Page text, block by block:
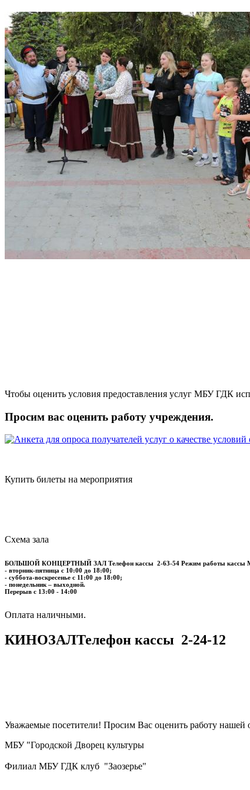
Чтобы оценить условия предоставления услуг МБУ ГДК
Просим вас оценить работу учреждения.
Купить билеты на мероприятия
Схема зала
БОЛЬШОЙ КОНЦЕРТНЫЙ ЗАЛ Телефон кассы 2-63-54 Режим работы
- вторник-пятница с 10:00 до 18:00;
- суббота-воскресенье с 11:00 до 18:00;
- понедельник – выходной.
Перерыв с 13:00 - 14:00
​​​​​​​Оплата наличными.
КИНОЗАЛТелефон кассы 2-24-12
Уважаемые посетители! Просим Вас оценить работу нашей
МБУ "Городской Дворец культуры
Филиал МБУ ГДК клуб "Заозерье"